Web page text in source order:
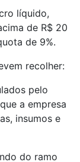
líquido,
de R$ 20
de 9%.
recolher:
pelo
a empresa
insumos e
do ramo